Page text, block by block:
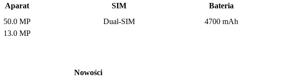
Aparat
50.0 MP
13.0 MP
SIM
Dual-SIM
Bateria
4700 mAh
Nowości